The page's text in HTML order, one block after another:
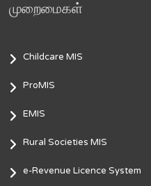
முறைமைகள்
Childcare MIS
ProMIS
EMIS
Rural Societies MIS
e-Revenue Licence System